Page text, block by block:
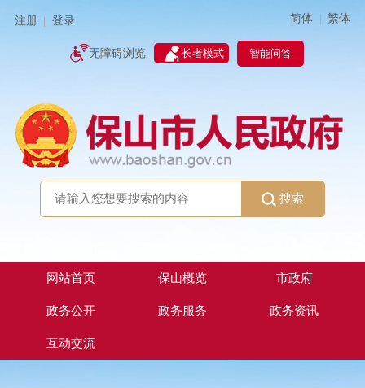
注册 登录 简体 | 繁体
无障碍浏览 长者模式 智能问答
搜索
网站首页 保山概览 市政府
政务公开 政务服务 政务资讯
互动交流